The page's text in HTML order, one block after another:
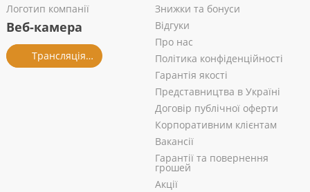
Логотип компанії
Веб-камера
Трансляція із салону
Знижки та бонуси
Відгуки
Про нас
Політика конфіденційності
Гарантія якості
Представництва в Україні
Договір публічної оферти
Корпоративним клієнтам
Вакансії
Гарантії та повернення
грошей
Акції